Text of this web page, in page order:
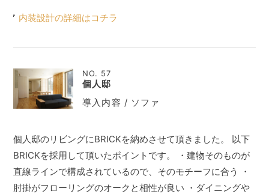
内装設計の詳細はコチラ
NO. 57
個人邸
導入内容 / ソファ
個人邸のリビングにBRICKを納めさせて頂きました。 以下
BRICKを採用して頂いたポイントです。 ・建物そのものが
直線ラインで構成されているので、そのモチーフに合う ・
肘掛がフローリングのオークと相性が良い ・ダイニングや